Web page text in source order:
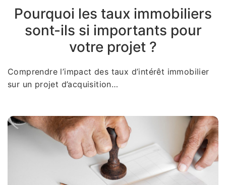
Pourquoi les taux immobiliers
sont-ils si importants pour
votre projet ?
Comprendre l’impact des taux d’intérêt immobilier
sur un projet d’acquisition…